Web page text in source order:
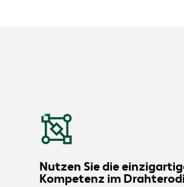
Nutzen Sie die
Kompetenz im